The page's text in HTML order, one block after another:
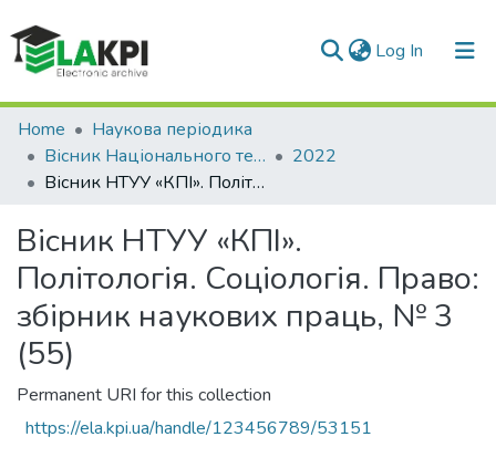
Log In (current)
Communities & Collections
All of DSpace
Home
Наукова періодика
Вісник Національного технічного університету України «Київський політехнічний інститут». Політологія. Соціологія. Право
2022
Вісник НТУУ «КПІ». Політологія. Соціологія. Право: збірник наукових праць, № 3 (55)
Вісник НТУУ «КПІ».
Політологія. Соціологія. Право:
збірник наукових праць, № 3
(55)
Permanent URI for this collection
https://ela.kpi.ua/handle/123456789/53151